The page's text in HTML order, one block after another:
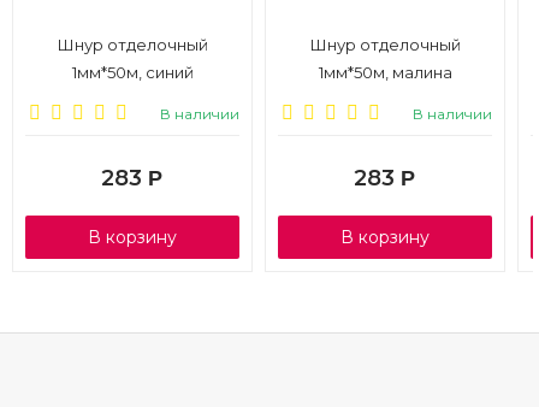
Шнур отделочный
1мм*50м, синий
В наличии
283 Р
В корзину
Шнур отделочный
1мм*50м, малина
В наличии
283 Р
В корзину